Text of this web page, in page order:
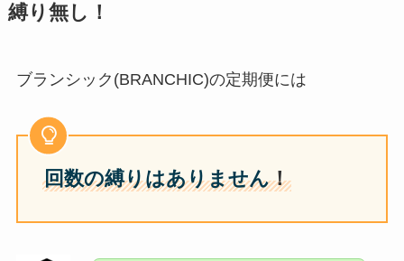
縛り無し！
ブランシック(BRANCHIC)の定期便には
回数の縛りはありません！